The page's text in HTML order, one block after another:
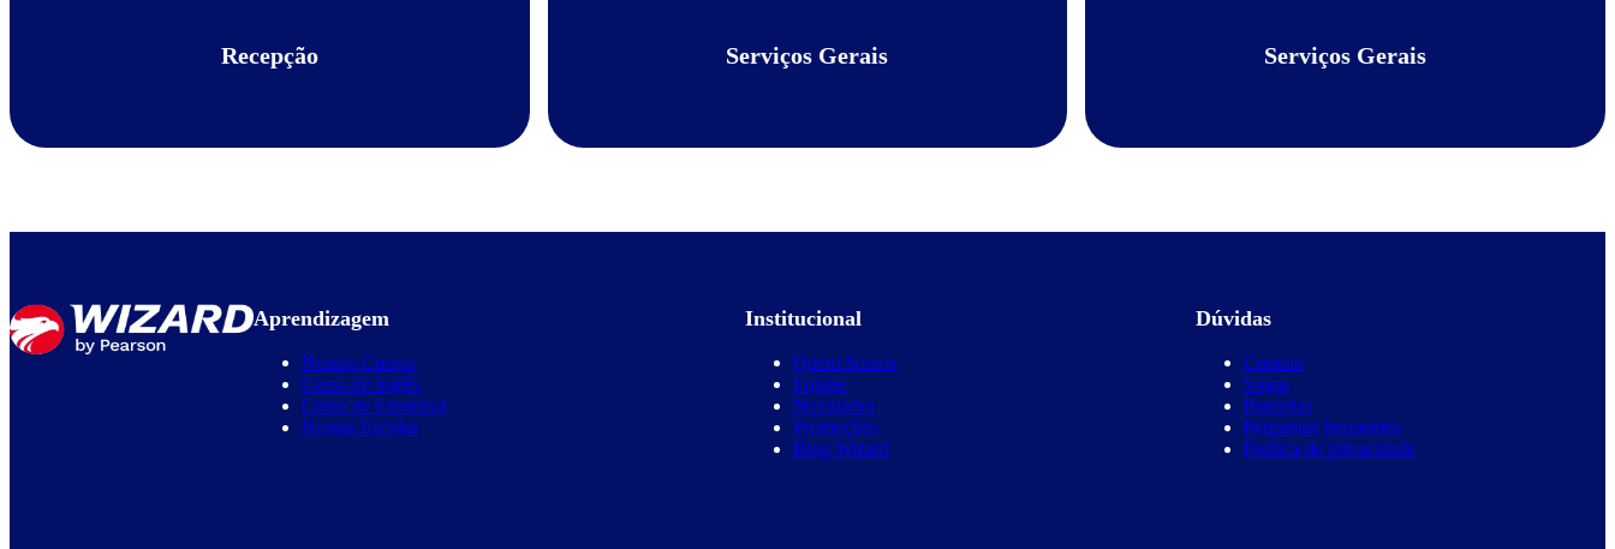
Recepção Serviços Gerais Serviços Gerais
Aprendizagem
Nossos Cursos
Curso de Inglês
Curso de Espanhol
Nossas Escolas
Institucional
Quem Somos
Equipe
Novidades
Promoções
Blog Wizard
Dúvidas
Contato
Vagas
Parcerias
Perguntas frequentes
Política de privacidade